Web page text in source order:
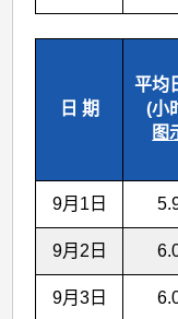
日 期
平均
(小
图
9月1日
9月2日
9月3日